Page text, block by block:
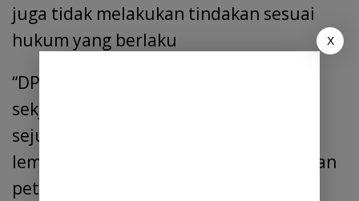
juga tidak melakukan tindakan sesuai
hukum yang berlaku
“DPD – Fromper Deli Serdang,melalui
sekjen Sri yuni Tarigan,” mengajak
sejumlah elemen masyarakat maupun
lembaga sosial kontrol, untuk melalukan
petisi, Bila Polresta Deli serdang tak
X